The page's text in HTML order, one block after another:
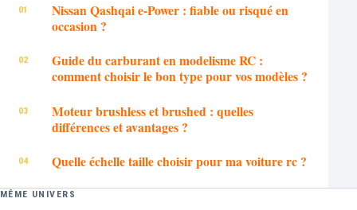
Nissan Qashqai e-Power : fiable ou risqué en
occasion ?
Guide du carburant en modelisme RC :
comment choisir le bon type pour vos modèles ?
Moteur brushless et brushed : quelles
différences et avantages ?
Quelle échelle taille choisir pour ma voiture rc ?
MÊME UNIVERS